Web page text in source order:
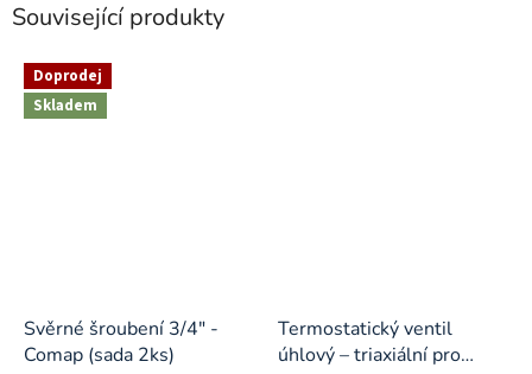
Související produkty
Doprodej
Skladem
Svěrné šroubení 3/4" -
Comap (sada 2ks)
Termostatický ventil
úhlový – triaxiální pro